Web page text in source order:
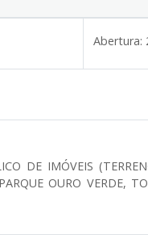
Abertura:
DE IMÓVEIS
OURO VERDE,